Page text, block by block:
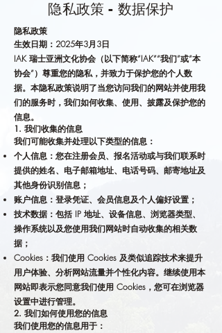
隐私政策 - 数据保护
隐私政策
生效日期：2025年3月3日
IAK 瑞士亚洲文化协会（以下简称“IAK”“我们”或“本
协会”）尊重您的隐私，并致力于保护您的个人数
据。本隐私政策说明了当您访问我们的网站并使用我
们的服务时，我们如何收集、使用、披露及保护您的
信息。
1. 我们收集的信息
我们可能收集并处理以下类型的信息：
个人信息：您在注册会员、报名活动或与我们联系时
提供的姓名、电子邮箱地址、电话号码、邮寄地址及
其他身份识别信息；
账户信息：登录凭证、会员信息及个人偏好设置；
技术数据：包括 IP 地址、设备信息、浏览器类型、
操作系统以及您使用我们网站时自动收集的相关数
据；
Cookies：我们使用 Cookies 及类似追踪技术来提升
用户体验、分析网站流量并个性化内容。继续使用本
网站即表示您同意我们使用 Cookies，您可在浏览器
设置中进行管理。
2. 我们如何使用您的信息
我们使用您的信息用于：